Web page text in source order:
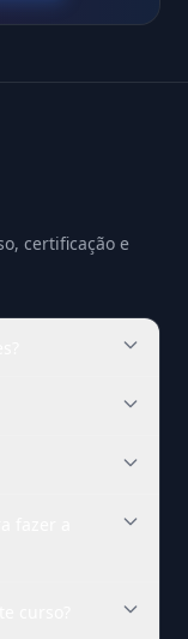
certificação e